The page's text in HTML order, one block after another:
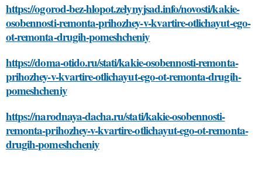
https://ogorod-bez-hlopot.zelynyjsad.info/novosti/kakie-
osobennosti-remonta-prihozhey-v-kvartire-otlichayut-ego-
ot-remonta-drugih-pomeshcheniy
https://doma-otido.ru/stati/kakie-osobennosti-remonta-
prihozhey-v-kvartire-otlichayut-ego-ot-remonta-drugih-
pomeshcheniy
https://narodnaya-dacha.ru/stati/kakie-osobennosti-
remonta-prihozhey-v-kvartire-otlichayut-ego-ot-remonta-
drugih-pomeshcheniy